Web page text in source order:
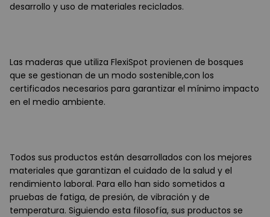
desarrollo y uso de materiales reciclados.
Las maderas que utiliza FlexiSpot provienen de bosques
que se gestionan de un modo sostenible,con los
certificados necesarios para garantizar el mínimo impacto
en el medio ambiente.
Todos sus productos están desarrollados con los mejores
materiales que garantizan el cuidado de la salud y el
rendimiento laboral. Para ello han sido sometidos a
pruebas de fatiga, de presión, de vibración y de
temperatura. Siguiendo esta filosofía, sus productos se